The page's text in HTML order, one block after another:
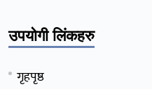
उपयोगी लिंकहरु
गृहपृष्ठ